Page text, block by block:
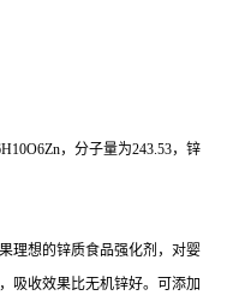
，分子量为243.53，锌
理想的锌质食品强化剂，对婴
吸收效果比无机锌好。可添加